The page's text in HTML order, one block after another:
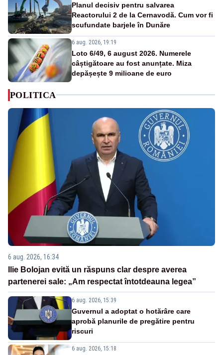
Planul decisiv pentru salvarea
Reactorului 2 de la Cernavodă. Cum vor fi
scufundate barjele în Dunăre
6 aug. 2026, 19:19
Loto 6/49, 6 august 2026. Numerele
câștigătoare au fost anunțate. Miza
depășește 9 milioane de euro
POLITICA
6 aug. 2026, 16:34
Ilie Bolojan evită un răspuns clar despre averea
partenerei sale: „Am respectat întotdeauna legea”
6 aug. 2026, 15:39
Guvernul a adoptat o hotărâre care
aprobă planurile de pregătire pentru
riscuri
6 aug. 2026, 15:18